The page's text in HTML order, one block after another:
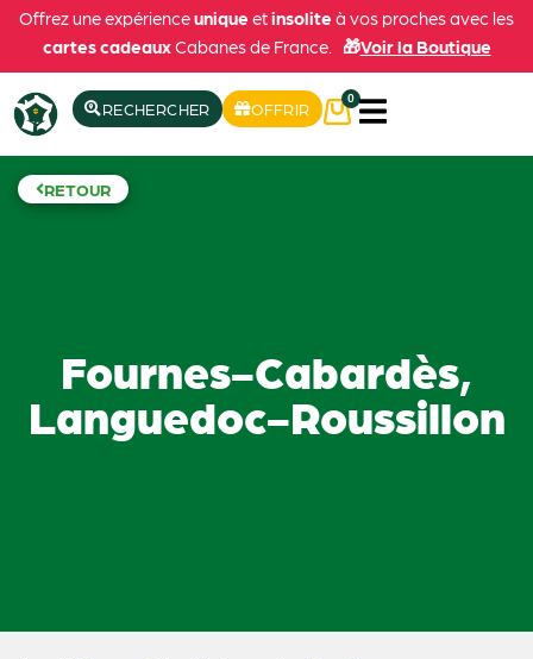
Offrez une expérienceunique etinsolite à vos proches avec les
cartes cadeauxCabanes de France. 🎁Voir la Boutique
RECHERCHER OFFRIR
0
RETOUR
Fournes-Cabardès,
Languedoc-Roussillon